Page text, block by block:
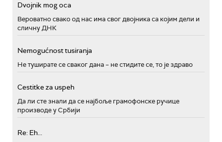
Dvojnik mog oca
Вероватно свако од нас има свог двојника са којим дели и
сличну ДНК
Nemogućnost tusiranja
Не туширате се сваког дана – не стидите се, то је здраво
Cestitke za uspeh
Да ли сте знали да се најбоље грамофонске ручице
производе у Србији
Re: Eh...